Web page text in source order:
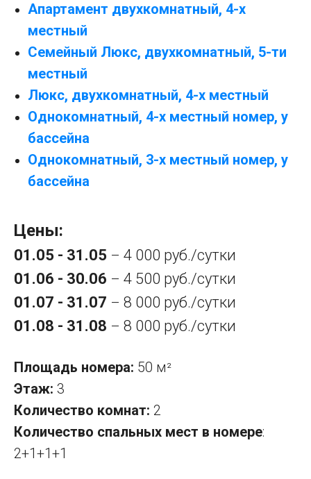
Апартамент двухкомнатный, 4-х
местный
Семейный Люкс, двухкомнатный, 5-ти
местный
Люкс, двухкомнатный, 4-х местный
Однокомнатный, 4-х местный номер, у
бассейна
Однокомнатный, 3-х местный номер, у
бассейна
Цены:
01.05 - 31.05 – 4 000 руб./сутки
01.06 - 30.06 – 4 500 руб./сутки
01.07 - 31.07 – 8 000 руб./сутки
01.08 - 31.08 – 8 000 руб./сутки
Площадь номера: 50 м²
Этаж: 3
Количество комнат: 2
Количество спальных мест в номере:
2+1+1+1